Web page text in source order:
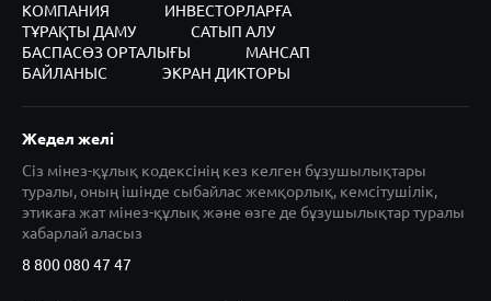
КОМПАНИЯ
ИНВЕСТОРЛАРҒА
ТҰРАҚТЫ ДАМУ
САТЫП АЛУ
БАСПАСӨЗ ОРТАЛЫҒЫ
МАНСАП
БАЙЛАНЫС
ЭКРАН ДИКТОРЫ
Жедел желі
Сіз мінез-құлық кодексінің кез келген бұзушылықтары
туралы, оның ішінде сыбайлас жемқорлық, кемсітушілік,
этикаға жат мінез-құлық және өзге де бұзушылықтар туралы
хабарлай аласыз
8 800 080 47 47